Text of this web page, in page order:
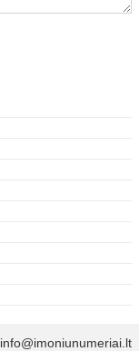
info@imoniunumeriai.lt